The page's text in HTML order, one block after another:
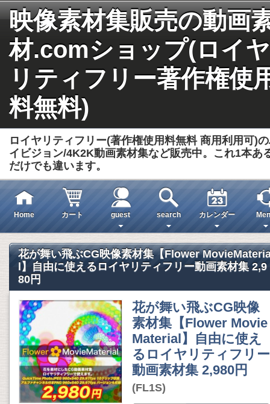
映像素材集販売の動画
材.comショップ(ロイヤ
リティフリー著作権使
料無料)
ロイヤリティフリー(著作権使用料無料 商用利用可)
イビジョン/4K2K動画素材集など販売中。これ1本あ
だけでも違います。
Home カート guest search カレンダー
花が舞い飛ぶCG映像素材集【Flower
l】自由に使えるロイヤリティフリー動画素材集 2,9
80円
花が舞い飛ぶCG映像
素材集【Flower Movie
Material】自由に使え
るロイヤリティフリー
動画素材集 2,980円
(FL1S)